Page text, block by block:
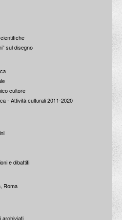
con Olivo Barbieri
con Livio Sacchi
con Livio Sacchi
Tendenze architettoniche a
e l’architettura italiana dall’E42
sul disegno
cultore
- Attività culturali 2011-2020
e dibattiti
Roma
archiviati